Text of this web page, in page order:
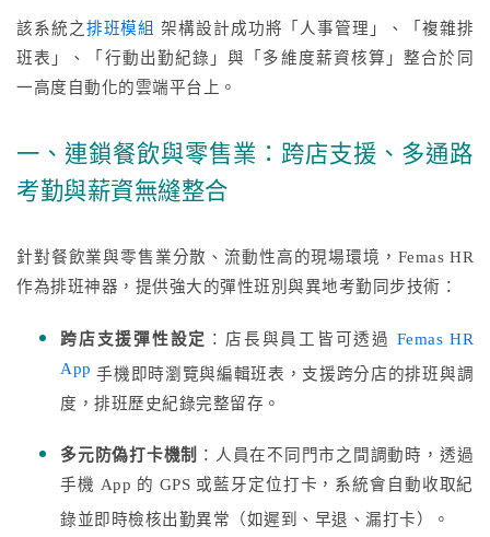
該系統之排班模組 架構設計成功將「人事管理」、「複雜排
班表」、「行動出勤紀錄」與「多維度薪資核算」整合於同
一高度自動化的雲端平台上。
一、連鎖餐飲與零售業：跨店支援、多通路
考勤與薪資無縫整合
針對餐飲業與零售業分散、流動性高的現場環境，Femas HR
作為排班神器，提供強大的彈性班別與異地考勤同步技術：
跨店支援彈性設定 ：店長與員工皆可透過 Femas HR
App 手機即時瀏覽與編輯班表，支援跨分店的排班與調
度，排班歷史紀錄完整留存。
多元防偽打卡機制 ：人員在不同門市之間調動時，透過
手機 App 的 GPS 或藍牙定位打卡，系統會自動收取紀
錄並即時檢核出勤異常（如遲到、早退、漏打卡）。